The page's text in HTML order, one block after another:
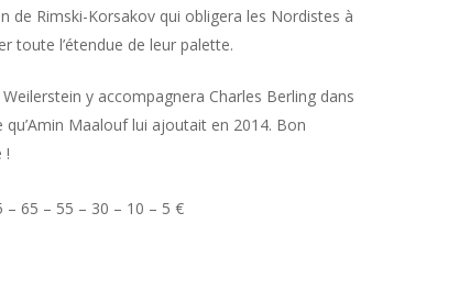
de Rimski-Korsakov qui obligera les Nordistes à
toute l’étendue de leur palette.
Weilerstein y accompagnera Charles Berling dans
qu’Amin Maalouf lui ajoutait en 2014. Bon
!
– 65 – 55 – 30 – 10 – 5 €